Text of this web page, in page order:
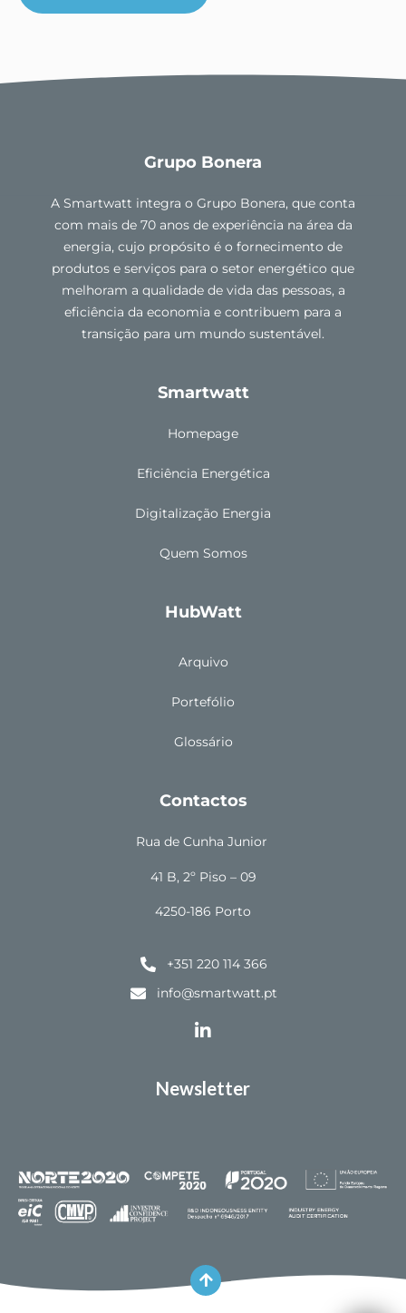
Grupo Bonera
A Smartwatt integra o Grupo Bonera, que conta
com mais de 70 anos de experiência na área da
energia, cujo propósito é o fornecimento de
produtos e serviços para o setor energético que
melhoram a qualidade de vida das pessoas, a
eficiência da economia e contribuem para a
transição para um mundo sustentável.
Smartwatt
Homepage
Eficiência Energética
Digitalização Energia
Quem Somos
HubWatt
Arquivo
Portefólio
Glossário
Contactos
Rua de Cunha Junior
41 B, 2º Piso – 09
4250-186 Porto
+351 220 114 366
info@smartwatt.pt
Newsletter